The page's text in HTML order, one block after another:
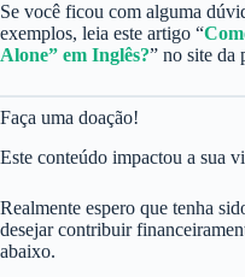
Se você ficou com alguma
exemplos, leia este artigo “
Alone” em Inglês?” no site da
Faça uma doação!
Este conteúdo impactou a sua
Realmente espero que tenha
desejar contribuir
abaixo.